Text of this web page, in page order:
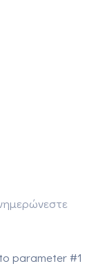
parameter #1